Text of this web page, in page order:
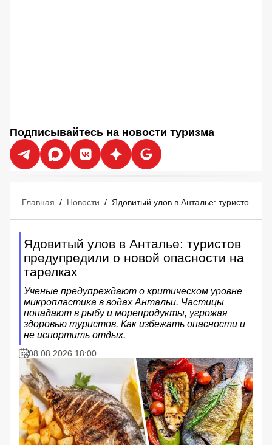
Подписывайтесь на новости туризма
Главная / Новости /
Ядовитый улов в Анталье: туристов
предупредили о новой опасности на
тарелках
Ученые предупреждают о критическом уровне
микропластика в водах Антальи. Частицы
попадают в рыбу и морепродукты, угрожая
здоровью туристов. Как избежать опасности и
не испортить отдых.
08.08.2026 18:00